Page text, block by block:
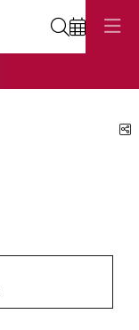
Cerca